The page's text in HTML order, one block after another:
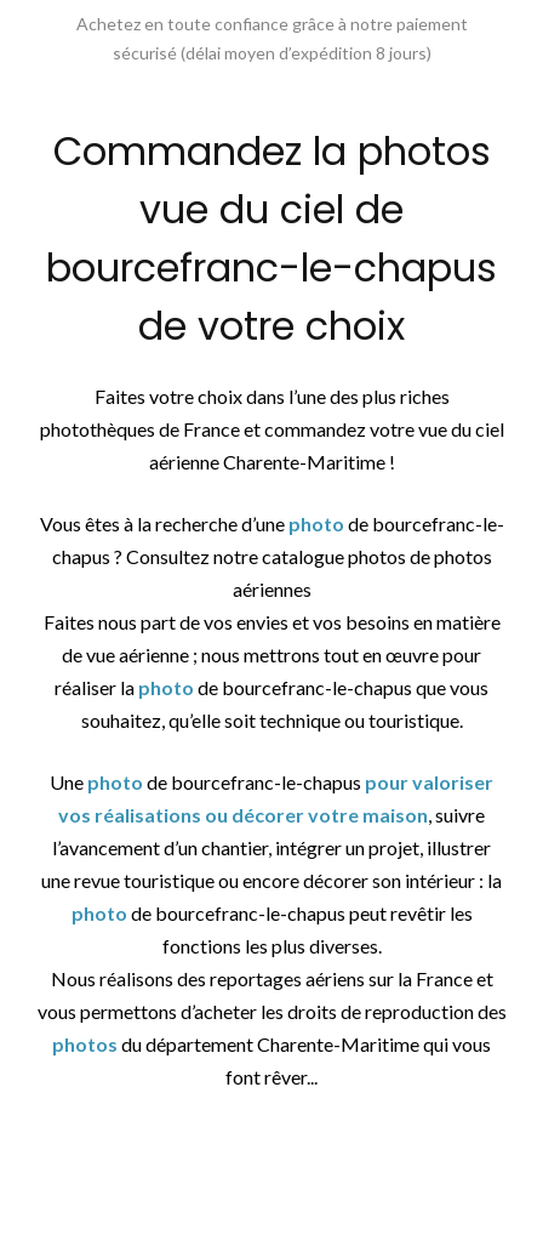
Achetez en toute confiance grâce à notre paiement
sécurisé (délai moyen d’expédition 8 jours)
Commandez la photos
vue du ciel de
bourcefranc-le-chapus
de votre choix
Faites votre choix dans l’une des plus riches
photothèques de France et commandez votre vue du ciel
aérienne Charente-Maritime !
Vous êtes à la recherche d’une photo de bourcefranc-le-
chapus ? Consultez notre catalogue photos de photos
aériennes
Faites nous part de vos envies et vos besoins en matière
de vue aérienne ; nous mettrons tout en œuvre pour
réaliser la photo de bourcefranc-le-chapus que vous
souhaitez, qu’elle soit technique ou touristique.
Une photo de bourcefranc-le-chapus pour valoriser
vos réalisations ou décorer votre maison, suivre
l’avancement d’un chantier, intégrer un projet, illustrer
une revue touristique ou encore décorer son intérieur : la
photo de bourcefranc-le-chapus peut revêtir les
fonctions les plus diverses.
Nous réalisons des reportages aériens sur la France et
vous permettons d’acheter les droits de reproduction des
photos du département Charente-Maritime qui vous
font rêver...